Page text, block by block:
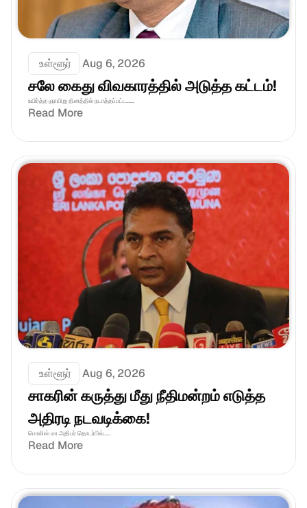
உள்ளூர் Aug 6, 2026
சலே கைது விவகாரத்தில் அடுத்த கட்டம்!
உயிர்த்த ஞாயிறு தினத்தில் நடாத்தப்பட்ட......
Read More
உள்ளூர் Aug 6, 2026
சாகரின் கருத்து மீது நீதிமன்றம் எடுத்த
அதிரடி நடவடிக்கை!
பொலிஸ் மா அதிபர் தொடர்பில்.....
Read More